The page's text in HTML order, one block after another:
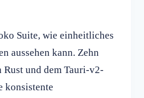
Suite, wie einheitliches
aussehen kann. Zehn
und dem Tauri-v2-
konsistente